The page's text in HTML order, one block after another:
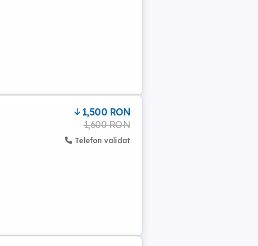
1,500 RON
1,600 RON
Telefon validat